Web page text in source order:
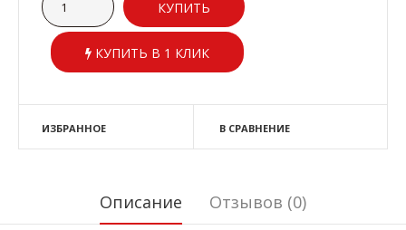
КУПИТЬ В 1 КЛИК
ИЗБРАННОЕ В СРАВНЕНИЕ
Описание Отзывов (0)